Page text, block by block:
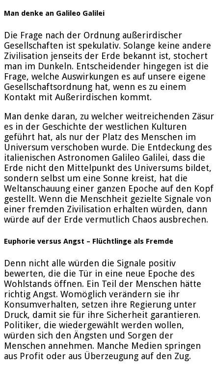
Man denke an Galileo Galilei
Die Frage nach der Ordnung außerirdischer
Gesellschaften ist spekulativ. Solange keine andere
Zivilisation jenseits der Erde bekannt ist, stochert
man im Dunkeln. Entscheidender hingegen ist die
Frage, welche Auswirkungen es auf unsere eigene
Gesellschaftsordnung hat, wenn es zu einem
Kontakt mit Außerirdischen kommt.
Man denke daran, zu welcher weitreichenden Zäsur
es in der Geschichte der westlichen Kulturen
geführt hat, als nur der Platz des Menschen im
Universum verschoben wurde. Die Entdeckung des
italienischen Astronomen Galileo Galilei, dass die
Erde nicht den Mittelpunkt des Universums bildet,
sondern selbst um eine Sonne kreist, hat die
Weltanschauung einer ganzen Epoche auf den Kopf
gestellt. Wenn die Menschheit gezielte Signale von
einer fremden Zivilisation erhalten würden, dann
würde auf der Erde vermutlich Chaos ausbrechen.
Euphorie versus Angst – Flüchtlinge als Fremde
Denn nicht alle würden die Signale positiv
bewerten, die die Tür in eine neue Epoche des
Wohlstands öffnen. Ein Teil der Menschen hätte
richtig Angst. Womöglich verändern sie ihr
Konsumverhalten, setzen ihre Regierung unter
Druck, damit sie für ihre Sicherheit garantieren.
Politiker, die wiedergewählt werden wollen,
würden sich den Ängsten und Sorgen der
Menschen annehmen. Manche Medien springen
aus Profit oder aus Überzeugung auf den Zug.